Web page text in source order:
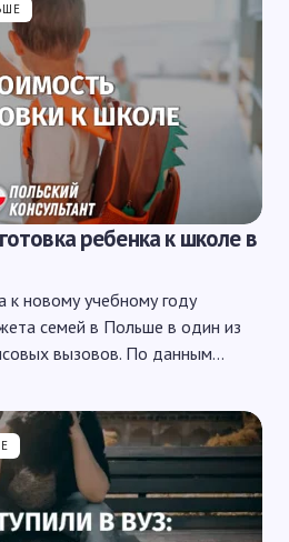
ребенка к школе в
новому учебному году
семей в Польше в один из
вызовов. По данным…